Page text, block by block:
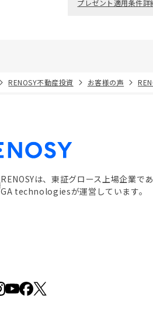
プレゼント適用条件詳
RENOSY不動産投資 お客様の声
RENOSYは、東証グロース上場企業で
GA technologiesが運営しています。